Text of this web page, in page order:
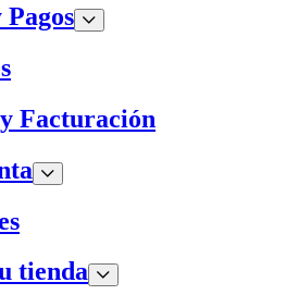
Pagos
Facturación
tienda